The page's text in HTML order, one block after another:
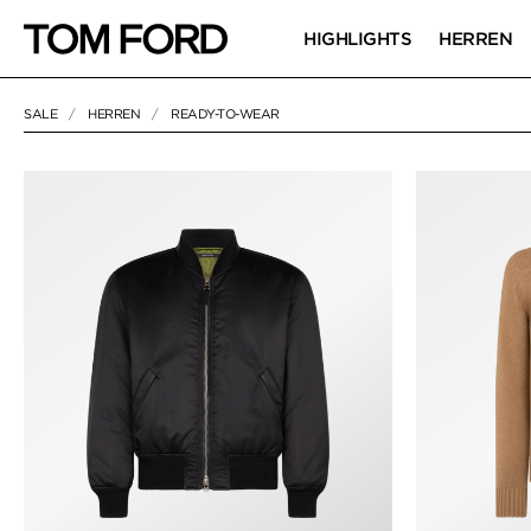
HIGHLIGHTS HERREN
SALE HERREN READY-TO-WEAR
41 RESULTS FOR> "READY-TO-WEAR"